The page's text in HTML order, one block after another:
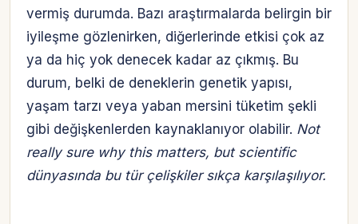
vermiş durumda. Bazı araştırmalarda belirgin bir
iyileşme gözlenirken, diğerlerinde etkisi çok az
ya da hiç yok denecek kadar az çıkmış. Bu
durum, belki de deneklerin genetik yapısı,
yaşam tarzı veya yaban mersini tüketim şekli
gibi değişkenlerden kaynaklanıyor olabilir. Not
really sure why this matters, but scientific
dünyasında bu tür çelişkiler sıkça karşılaşılıyor.